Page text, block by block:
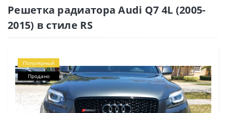
Решетка радиатора Audi Q7 4L (2005-
2015) в стиле RS
Популярный
Продано